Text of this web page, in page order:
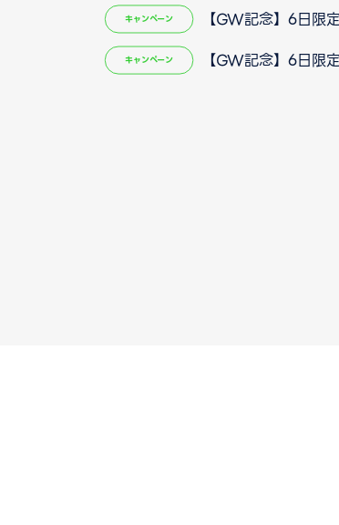
キャンペーン 【GW記念】6日限
キャンペーン 【GW記念】6日限